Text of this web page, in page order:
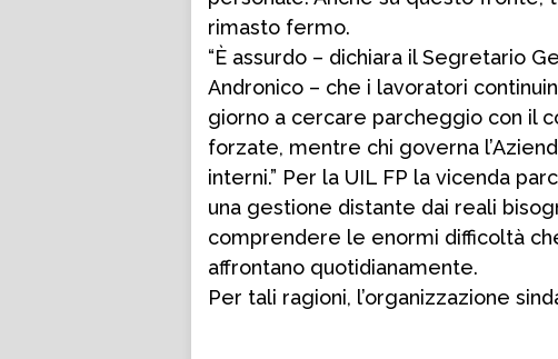
rimasto fermo.
“È assurdo – dichiara il Segretario
Andronico – che i lavoratori
giorno a cercare parcheggio con il
forzate, mentre chi governa
interni.” Per la UIL FP la vicenda
una gestione distante dai reali
comprendere le enormi difficoltà
affrontano quotidianamente.
Per tali ragioni, l’organizzazione